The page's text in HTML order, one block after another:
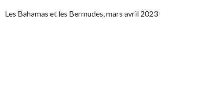
Les Bahamas et les Bermudes, mars avril 2023